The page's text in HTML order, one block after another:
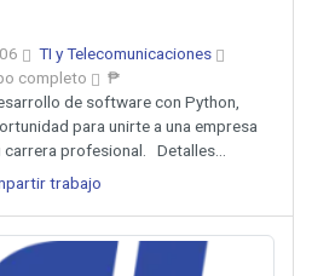
TI y Telecomunicaciones
completo
₱
de software con Python,
para unirte a una empresa
profesional. Detalles...
trabajo